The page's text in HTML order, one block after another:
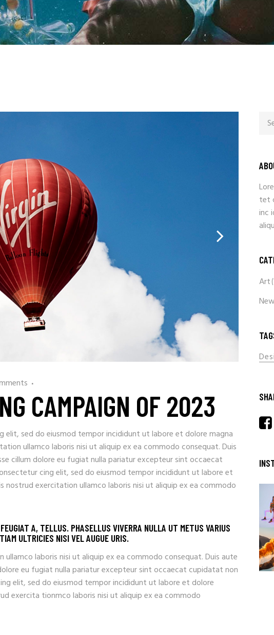
CAMPAIGN OF 2023
sed do eiusmod tempor incididunt ut labore et dolore magna
ullamco laboris nisi ut aliquip ex ea commodo consequat. Duis
cillum dolore eu fugiat nulla pariatur excepteur sint occaecat
cing elit, sed do eiusmod tempor incididunt ut labore et
nostrud exercitation ullamco laboris nisi ut aliquip ex ea commodo
A, TELLUS. PHASELLUS VIVERRA NULLA UT METUS VARIUS
ULTRICIES NISI VEL AUGUE URIS.
laboris nisi ut aliquip ex ea commodo consequat. Duis aute
eu fugiat nulla pariatur excepteur sint occaecat cupidatat non
elit, sed do eiusmod tempor incididunt ut labore et dolore
exercita tionmco laboris nisi ut aliquip ex ea commodo
tet
inc
Art